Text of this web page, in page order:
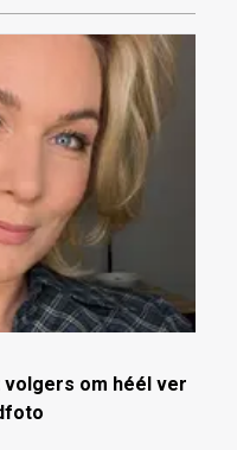
volgers om héél ver